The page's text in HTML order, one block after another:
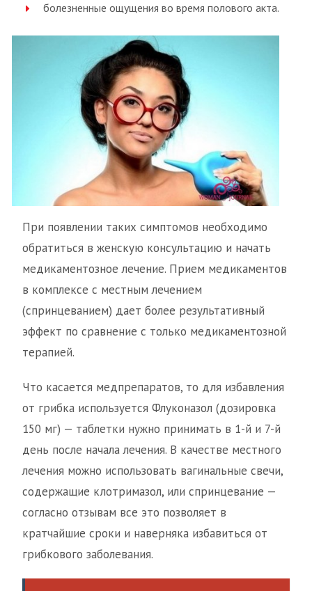
болезненные ощущения во время полового акта.
При появлении таких симптомов необходимо
обратиться в женскую консультацию и начать
медикаментозное лечение. Прием медикаментов
в комплексе с местным лечением
(спринцеванием) дает более результативный
эффект по сравнение с только медикаментозной
терапией.
Что касается медпрепаратов, то для избавления
от грибка используется Флуконазол (дозировка
150 мг) — таблетки нужно принимать в 1-й и 7-й
день после начала лечения. В качестве местного
лечения можно использовать вагинальные свечи,
содержащие клотримазол, или спринцевание —
согласно отзывам все это позволяет в
кратчайшие сроки и наверняка избавиться от
грибкового заболевания.